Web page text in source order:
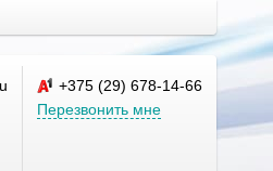
+375 (29) 678-14-66
Перезвонить мне